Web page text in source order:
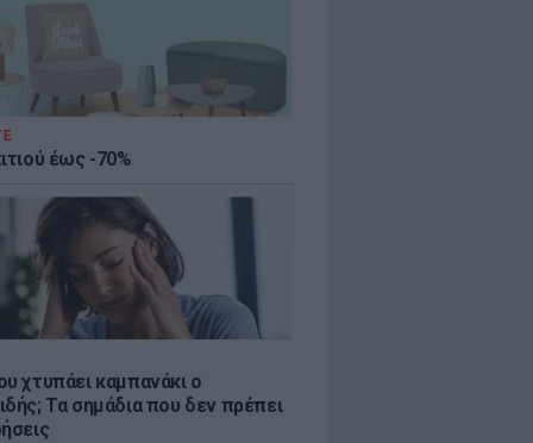
έως -70%
χτυπάει καμπανάκι ο
Τα σημάδια που δεν πρέπει